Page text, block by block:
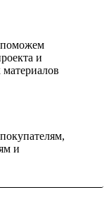
и
и